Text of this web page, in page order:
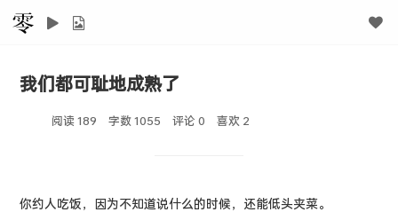
我们都可耻地成熟了
阅读 189 字数 1055 评论 0 喜欢 2
你约人吃饭，因为不知道说什么的时候，还能低头夹菜。